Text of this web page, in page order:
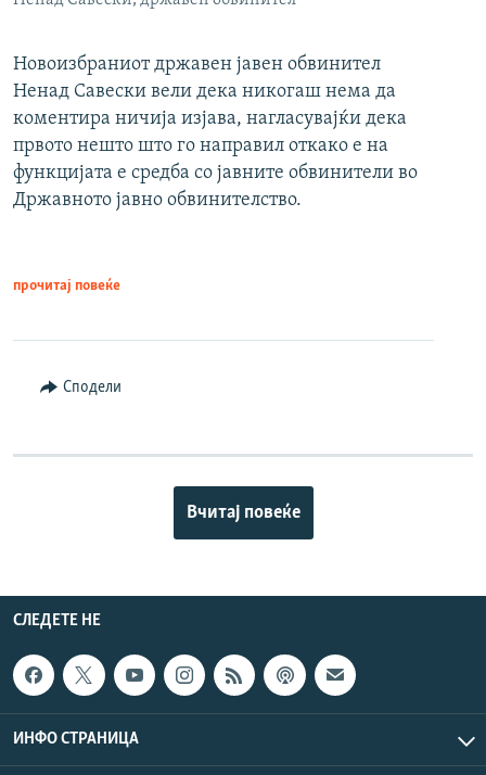
Новоизбраниот државен јавен обвинител
Ненад Савески вели дека никогаш нема да
коментира ничија изјава, нагласувајќи дека
првото нешто што го направил откако е на
функцијата е средба со јавните обвинители во
Државното јавно обвинителство.
прочитај повеќе
Сподели
Вчитај повеќе
СЛЕДЕТЕ НЕ
ИНФО СТРАНИЦА